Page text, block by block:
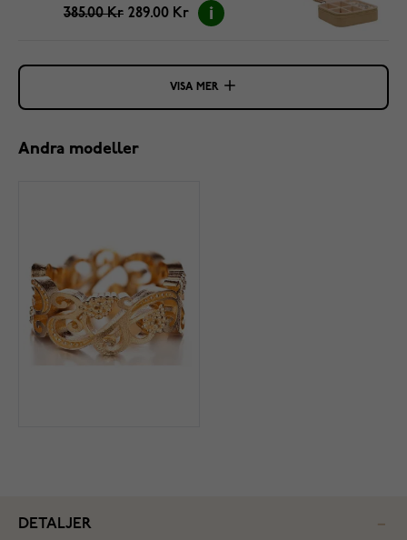
385.00 Kr 289.00 Kr
VISA MER
Andra modeller
DETALJER